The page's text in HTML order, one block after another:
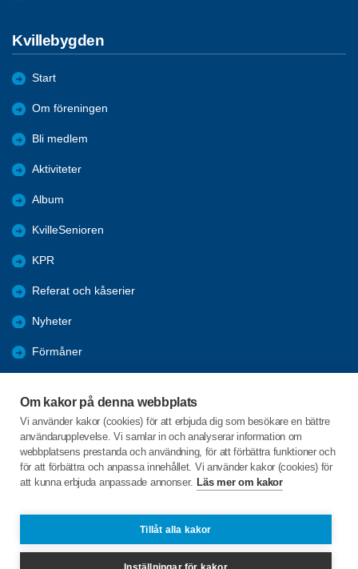
Om kakor på denna webbplats
Vi använder kakor (cookies) för att erbjuda dig som besökare en bättre
användarupplevelse. Vi samlar in och analyserar information om
webbplatsens prestanda och användning, för att förbättra funktioner och
för att förbättra och anpassa innehållet. Vi använder kakor (cookies) för
att kunna erbjuda anpassade annonser. Läs mer om kakor
Tillåt alla kakor
Kvillebygden
Start
Om föreningen
Bli medlem
Aktiviteter
Album
KvilleSenioren
KPR
Referat och kåserier
Nyheter
Förmåner
Tanums kommun
Valet 2026
C/o:Inga-Lill Sörgard